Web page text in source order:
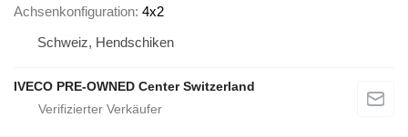
Achsenkonfiguration 4x2
Schweiz, Hendschiken
IVECO PRE-OWNED Center Switzerland